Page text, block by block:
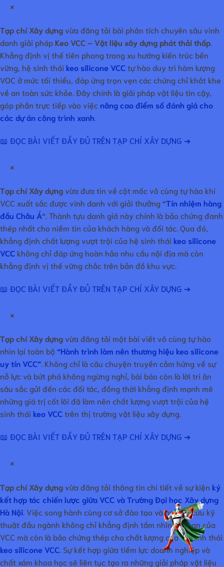
×
Tạp chí Xây dựngvừa đăng tải bài phân tích chuyên sâu vinh
danh giải phápKeo VCC – Vật liệu xây dựng phát thải thấp.
Khẳng định vị thế tiên phong trong xu hướng kiến trúc bền
vững, hệ sinh thái keo silicone VCCtự hào duy trì hàm lượng
VOC ở mức tối thiểu, đáp ứng trọn vẹn các chứng chỉ khắt khe
về an toàn sức khỏe. Đây chính là giải pháp vật liệu tin cậy,
góp phần trực tiếp vào việc nâng cao điểm số đánh giá cho
các dự án công trình xanh.
📖 ĐỌC BÀI VIẾT ĐẦY ĐỦ TRÊN TẠP CHÍ XÂY DỰNG ➔
×
Tạp chí Xây dựngvừa đưa tin về cột mốc vô cùng tự hào khi
VCC xuất sắc được vinh danh với giải thưởng“Tín nhiệm hàng
đầu Châu Á“. Thành tựu danh giá này chính là bảo chứng đanh
thép nhất cho niềm tin của khách hàng và đối tác. Qua đó,
khẳng định chất lượng vượt trội của hệ sinh thái keo silicone
VCC không chỉ đáp ứng hoàn hảo nhu cầu nội địa mà còn
khẳng định vị thế vững chắc trên bản đồ khu vực.
📖 ĐỌC BÀI VIẾT ĐẦY ĐỦ TRÊN TẠP CHÍ XÂY DỰNG ➔
×
Tạp chí Xây dựngvừa đăng tải một bài viết vô cùng tự hào
nhìn lại toàn bộ“Hành trình làm nên thương hiệu keo silicone
uy tín VCC”. Không chỉ là câu chuyện truyền cảm hứng về sự
nỗ lực và bứt phá không ngừng nghỉ, bài báo còn là lời tri ân
sâu sắc gửi đến các đối tác, đồng thời khẳng định mạnh mẽ
những giá trị cốt lõi đã làm nên chất lượng vượt trội của hệ
sinh thái keo VCCtrên thị trường vật liệu xây dựng.
📖 ĐỌC BÀI VIẾT ĐẦY ĐỦ TRÊN TẠP CHÍ XÂY DỰNG ➔
×
Tạp chí Xây dựngvừa đăng tải thông tin chi tiết về sự kiện ký
kết hợp tác chiến lược giữa VCC và Trường Đại học Xây dựng
Hà Nội . Việc song hành cùng cơ sở đào tạo và nghiên cứu kỹ
thuật đầu ngành không chỉ khẳng định tầm nhìn dài hạn của
VCC mà còn là bảo chứng thép cho chất lượng của hệ sinh thái
keo silicone VCC . Sự kết hợp giữa tiềm lực doanh nghiệp và
chất xám khoa học sẽ liên tục tạo ra những giải pháp vật liệu